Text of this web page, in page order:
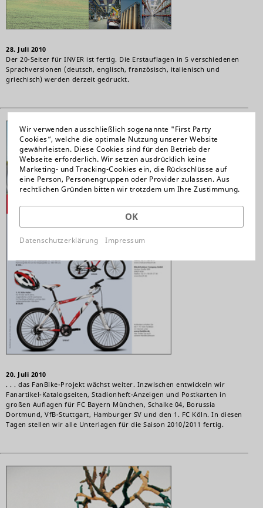
28. Juli 2010
Der 20-Seiter für INVER ist fertig. Die Erstauflagen in 5 verschiedenen
Sprachversionen (deutsch, englisch, französisch, italienisch und
griechisch) werden derzeit gedruckt.
20. Juli 2010
. . . das FanBike-Projekt wächst weiter. Inzwischen entwickeln wir
Fanartikel-Katalogseiten, Stadionheft-Anzeigen und Postkarten in
großen Auflagen für FC Bayern München, Schalke 04, Borussia
Dortmund, VfB-Stuttgart, Hamburger SV und den 1. FC Köln. In diesen
Tagen stellen wir alle Unterlagen für die Saison 2010/2011 fertig.
Wir verwenden ausschließlich sogenannte "First Party
Cookies“, welche die optimale Nutzung unserer Website
gewährleisten. Diese Cookies sind für den Betrieb der
Webseite erforderlich. Wir setzen ausdrücklich keine
Marketing- und Tracking-Cookies ein, die Rückschlüsse auf
eine Person, Personengruppen oder Provider zulassen. Aus
rechtlichen Gründen bitten wir trotzdem um Ihre Zustimmung.
OK
Datenschutzerklärung Impressum